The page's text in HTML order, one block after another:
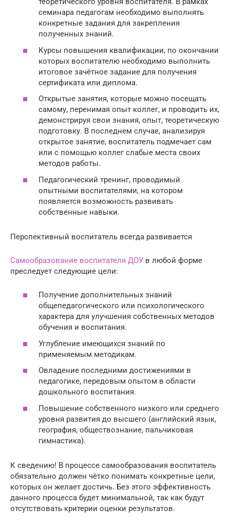
семинара педагогам необходимо выполнять
конкретные задания для закрепления
полученных знаний.
Курсы повышения квалификации, по окончании
которых воспитателю необходимо выполнить
итоговое зачётное задание для получения
сертификата или диплома.
Открытые занятия, которые можно посещать
самому, перенимая опыт коллег, и проводить их,
демонстрируя свои знания, опыт, теоретическую
подготовку. В последнем случае, анализируя
открытое занятие, воспитатель подмечает сам
или с помощью коллег слабые места своих
методов работы.
Педагогический тренинг, проводимый
опытными воспитателями, на котором
появляется возможность развивать
собственные навыки.
Перспективный воспитатель всегда развивается
Самообразование воспитателя ДОУ в любой форме
преследует следующие цели:
Получение дополнительных знаний
общепедагогического или психологического
характера для улучшения собственных методов
обучения и воспитания.
Углубление имеющихся знаний по
применяемым методикам.
Овладение последними достижениями в
педагогике, передовым опытом в области
дошкольного воспитания.
Повышение собственного низкого или среднего
уровня развития до высшего (английский язык,
география, обществознание, пальчиковая
гимнастика).
К сведению! В процессе самообразования воспитатель
обязательно должен чётко понимать конкретные цели,
которых он желает достичь. Без этого эффективность
данного процесса будет минимальной, так как будут
отсутствовать критерии оценки результатов.